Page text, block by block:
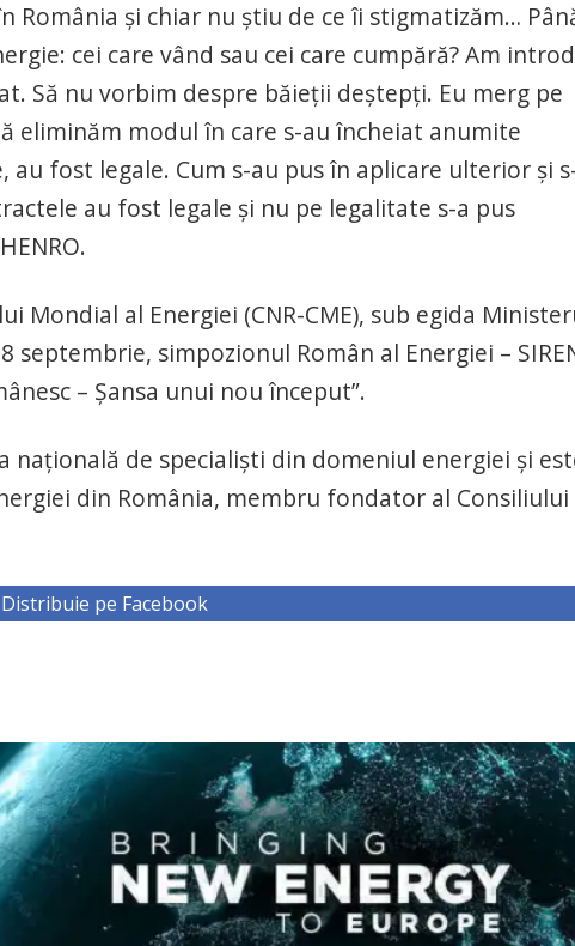
România şi chiar nu ştiu de ce îi stigmatizăm…
cei care vând sau cei care cumpără? Am
Să nu vorbim despre băieţii deştepţi. Eu merg pe
eliminăm modul în care s-au încheiat anumite
fost legale. Cum s-au pus în aplicare ulterior şi
au fost legale şi nu pe legalitate s-a pus
Mondial al Energiei (CNR-CME), sub egida
septembrie, simpozionul Român al Energiei –
– Şansa unui nou început”.
naţională de specialişti din domeniul energiei şi
din România, membru fondator al Consiliului
Distribuie pe Facebook